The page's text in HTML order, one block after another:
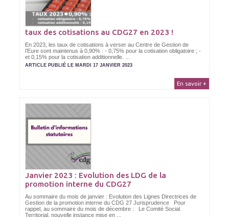
taux des cotisations au CDG27 en 2023 !
En 2023, les taux de cotisations à verser au Centre de Gestion de
l’Eure sont maintenus à 0,90% : - 0,75% pour la cotisation obligatoire ; -
et 0,15% pour la cotisation additionnelle. ...
ARTICLE PUBLIÉ LE MARDI 17 JANVIER 2023
En savoir +
Janvier 2023 : Evolution des LDG de la
promotion interne du CDG27
Au sommaire du mois de janvier : Evolution des Lignes Directrices de
Gestion de la promotion interne du CDG 27 Jurisprudence Pour
rappel, au sommaire du mois de décembre : Le Comité Social
Territorial, nouvelle instance mise en ...